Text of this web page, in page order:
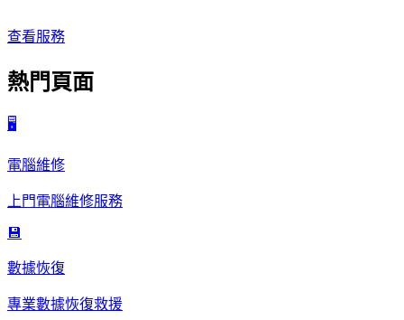
查看服務
熱門頁面
🖥️
電腦維修
上門電腦維修服務
💾
數據恢復
專業數據恢復救援